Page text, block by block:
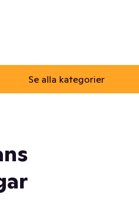
Se alla kategorier